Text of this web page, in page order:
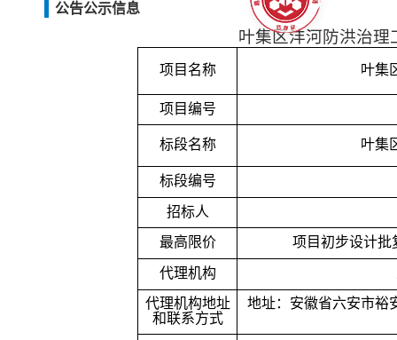
公告公示信息
叶集区沣河防洪治理
项目名称 叶集
项目编号
标段名称 叶集
标段编号
招标人
最高限价
项目初步设计批
代理机构
代理机构地址
和联系方式
地址：安徽省六安市裕